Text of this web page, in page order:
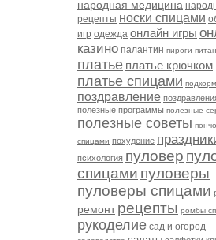
народная медицина
рецепты носки спицами
игр одежда онлайн игры
казино палантин пироги
платье платье крючком
платье спицами
поздравление
полезные программы полезные
полезные советы пончо
спицами похудение
психология пуловер
спицами пуловеры
пуловеры спицами
ремонт рецепты ромбы
рукоделие сад и огород